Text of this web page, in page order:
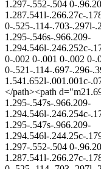
1.297-.552-.504 0-
1.287.541l-.266.27c-
0-.525-.114-.703-.297l-
1.295-.546s-.966.209-
1.294.546l-.246.252c-
0-.002 0-.001 0-.002 0-
0-.521-.114-.697-.296-
1.541.652l-.001.001c-
</path><path
1.295-.547s-.966.209-
1.294.546l-.246.254c-
1.295-.547s-.966.209-
1.294.546l-.244.25c-
1.297-.552-.504 0-
1.287.541l-.266.27c-